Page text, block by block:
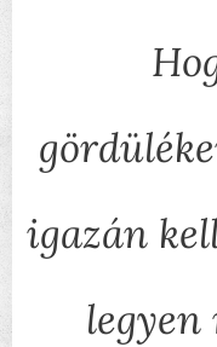
igazán
legyen